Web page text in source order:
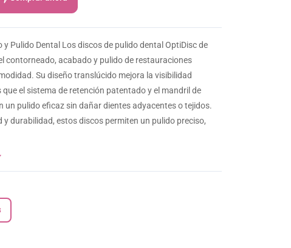
y Pulido Dental Los discos de pulido dental OptiDisc de
contorneado, acabado y pulido de restauraciones
Su diseño translúcido mejora la visibilidad
el sistema de retención patentado y el mandril de
un pulido eficaz sin dañar dientes adyacentes o tejidos.
durabilidad, estos discos permiten un pulido preciso,